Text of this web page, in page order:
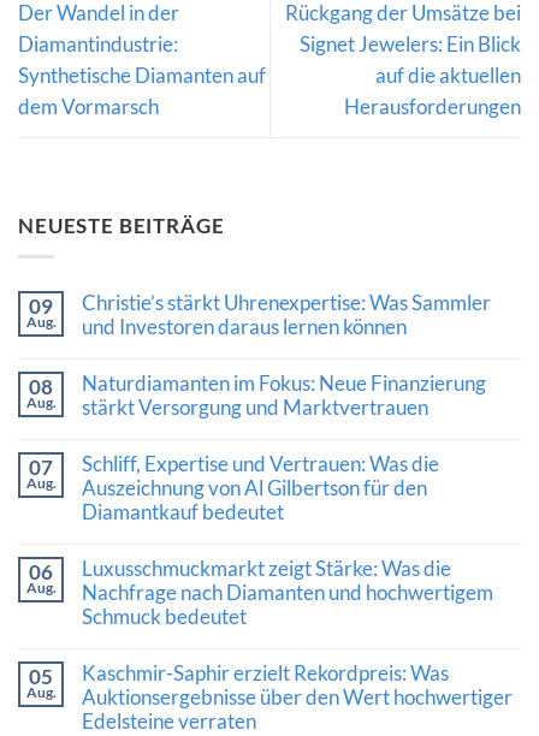
Der Wandel in der
Diamantindustrie:
Synthetische Diamanten auf
dem Vormarsch
Rückgang der Umsätze bei
Signet Jewelers: Ein Blick
auf die aktuellen
Herausforderungen
NEUESTE BEITRÄGE
09
Aug.
Christie’s stärkt Uhrenexpertise: Was Sammler
und Investoren daraus lernen können
zu
Christie’s
stärkt
Was
Sammler
und
Investoren
daraus
08
Aug.
Naturdiamanten im Fokus: Neue Finanzierung
stärkt Versorgung und Marktvertrauen
zu
Naturdiamanten
im
Fokus:
stärkt
Versorgung
und
Marktvertrauen
07
Aug.
Schliff, Expertise und Vertrauen: Was die
Auszeichnung von Al Gilbertson für den
Diamantkauf bedeutet
zu
Schliff,
Expertise
und
die
Auszeichnung
von
Al
06
Aug.
Luxusschmuckmarkt zeigt Stärke: Was die
Nachfrage nach Diamanten und hochwertigem
Schmuck bedeutet
zu
Luxusschmuckmarkt
zeigt
Stärke:
05
Aug.
Kaschmir-Saphir erzielt Rekordpreis: Was
Auktionsergebnisse über den Wert hochwertiger
Edelsteine verraten